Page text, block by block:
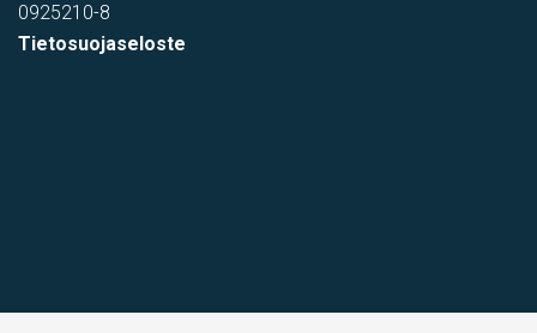
0925210-8
Tietosuojaseloste